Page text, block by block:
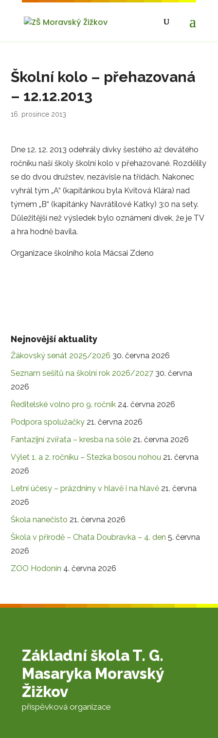
Školní kolo – přehazovaná
– 12.12.2013
16. prosince 2013
Dne 12. 12. 2013 odehrály dívky šestého až devátého
ročníku naší školy školní kolo v přehazované. Rozdělily
se do dvou družstev, nezávisle na třídách. Nakonec
vyhrál tým „A“ (kapitánkou byla Kvitová Klára) nad
týmem „B“ (kapitánky Navrátilové Katky) 3:0 na sety.
Důležitější než výsledek bylo oznámení dívek, že je TV
a hra hodně bavila.
Organizace školního kola Mácsai Zdeno
Nejnovější aktuality
Žákovský senát 2025/2026 30. června 2026
Seznam sešitů na školní rok 2026/2027 30. června
2026
Ředitelské volno pro 9. ročník 24. června 2026
Podpora spolužačky 21. června 2026
Fantazijní zvířata – kresba na sóle 21. června 2026
Výlet 1. a 2. ročníku – Stezka bosou nohou 21. června
2026
Letní účesy – prázdniny v hlavě i na hlavě 21. června
2026
Škola nanečisto 21. června 2026
Škola v přírodě – Chata Doubravka – 4. den 5. června
2026
ZOO Hodonín 4. června 2026
Základní škola T. G.
Masaryka Moravský
Žižkov
příspěvková organizace